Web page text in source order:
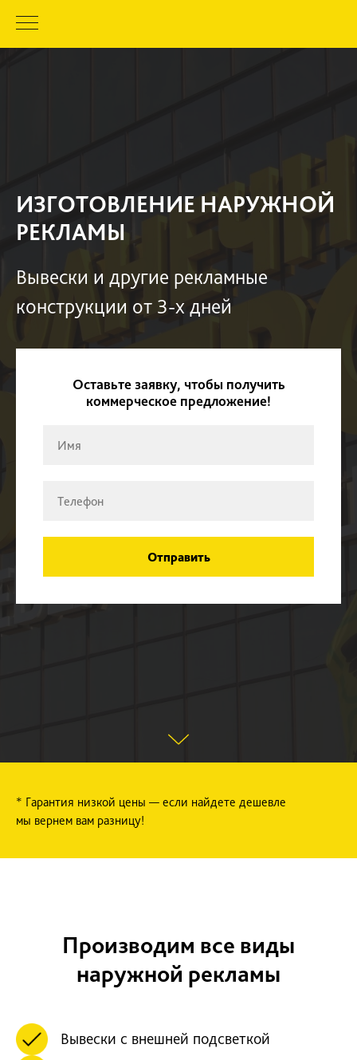
ИЗГОТОВЛЕНИЕ НАРУЖНОЙ
РЕКЛАМЫ
Вывески и другие рекламные
конструкции от 3-х дней
Оставьте заявку, чтобы получить
коммерческое предложение!
Отправить
* Гарантия низкой цены — если найдете дешевле
мы вернем вам разницу!
Производим все виды
наружной рекламы
Вывески с внешней подсветкой